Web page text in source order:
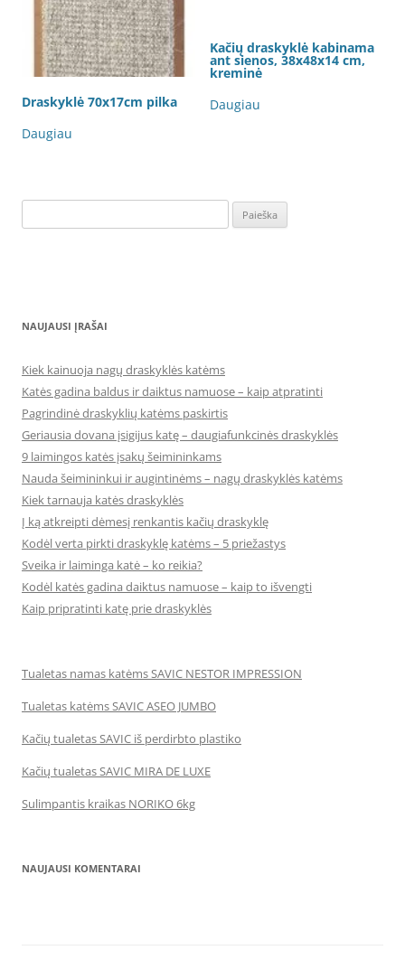
Draskyklė 70x17cm pilka
Daugiau
Kačių draskyklė kabinama
ant sienos, 38x48x14 cm,
kreminė
Daugiau
NAUJAUSI ĮRAŠAI
Kiek kainuoja nagų draskyklės katėms
Katės gadina baldus ir daiktus namuose – kaip atpratinti
Pagrindinė draskyklių katėms paskirtis
Geriausia dovana įsigijus katę – daugiafunkcinės draskyklės
9 laimingos katės įsakų šeimininkams
Nauda šeimininkui ir augintinėms – nagų draskyklės katėms
Kiek tarnauja katės draskyklės
Į ką atkreipti dėmesį renkantis kačių draskyklę
Kodėl verta pirkti draskyklę katėms – 5 priežastys
Sveika ir laiminga katė – ko reikia?
Kodėl katės gadina daiktus namuose – kaip to išvengti
Kaip pripratinti katę prie draskyklės
Tualetas namas katėms SAVIC NESTOR IMPRESSION
Tualetas katėms SAVIC ASEO JUMBO
Kačių tualetas SAVIC iš perdirbto plastiko
Kačių tualetas SAVIC MIRA DE LUXE
Sulimpantis kraikas NORIKO 6kg
NAUJAUSI KOMENTARAI